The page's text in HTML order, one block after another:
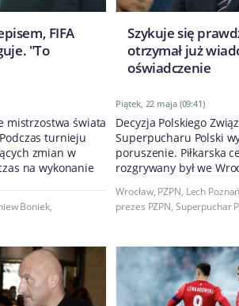
FIFA
"To
mistrzostwa świata
turnieju
zmian w
na wykonanie
Boniek,
Szykuje się
otrzymał już
oświadczenie
Piątek, 22 maja (09:41)
Decyzja Polskiego
Superpucharu Polski
poruszenie. Piłkarska
rozgrywany był we
Wrocław, PZPN, Lech Poznań
prezes PZPN, Superpuchar